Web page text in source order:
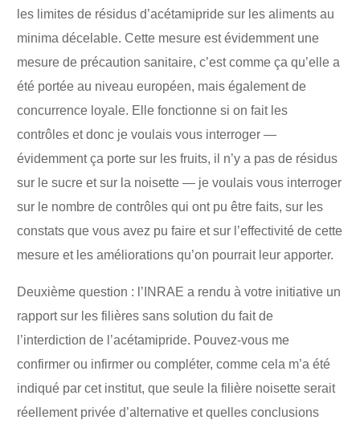
les limites de résidus d’acétamipride sur les aliments au
minima décelable. Cette mesure est évidemment une
mesure de précaution sanitaire, c’est comme ça qu’elle a
été portée au niveau européen, mais également de
concurrence loyale. Elle fonctionne si on fait les
contrôles et donc je voulais vous interroger —
évidemment ça porte sur les fruits, il n’y a pas de résidus
sur le sucre et sur la noisette — je voulais vous interroger
sur le nombre de contrôles qui ont pu être faits, sur les
constats que vous avez pu faire et sur l’effectivité de cette
mesure et les améliorations qu’on pourrait leur apporter.
Deuxième question : l’INRAE a rendu à votre initiative un
rapport sur les filières sans solution du fait de
l’interdiction de l’acétamipride. Pouvez-vous me
confirmer ou infirmer ou compléter, comme cela m’a été
indiqué par cet institut, que seule la filière noisette serait
réellement privée d’alternative et quelles conclusions